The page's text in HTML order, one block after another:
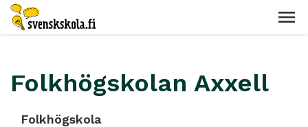
Folkhögskolan Axxell
Folkhögskola